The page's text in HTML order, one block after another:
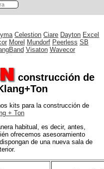
Celestion Ciare Dayton Excel
Morel Mundorf Peerless SB
Visaton Wavecor
construcción de
kits para la construcción de
+ Ton
habitual, es decir, antes,
ofrecemos asesoramiento
de una nueva sala de